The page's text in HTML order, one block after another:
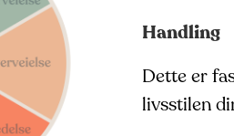
Handling
Dette er
livsstilen